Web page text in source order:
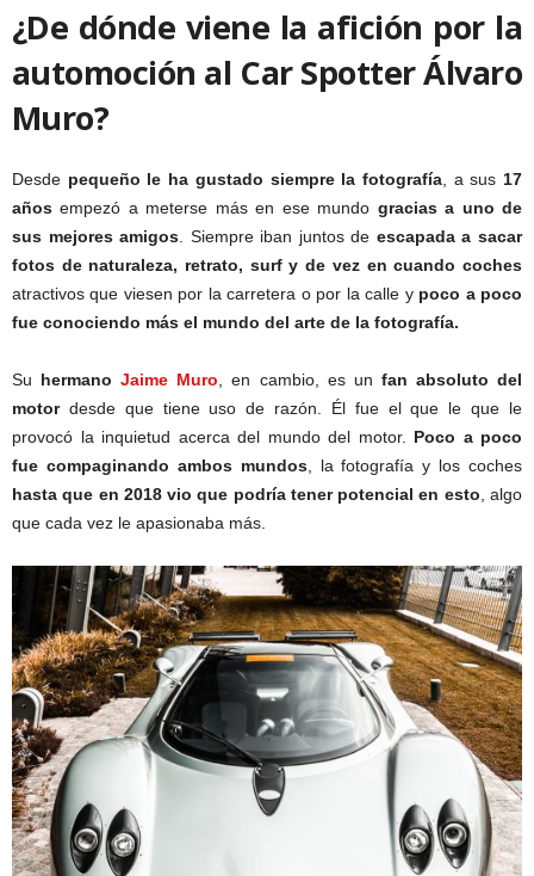
¿De dónde viene la afición por la
automoción al Car Spotter Álvaro
Muro?
Desde pequeño le ha gustado siempre la fotografía, a sus 17
años empezó a meterse más en ese mundo gracias a uno de
sus mejores amigos . Siempre iban juntos de escapada a sacar
fotos de naturaleza, retrato, surf y de vez en cuando coches
atractivos que viesen por la carretera o por la calle y poco a poco
fue conociendo más el mundo del arte de la fotografía.
Su hermanoJaime Muro , en cambio, es un fan absoluto del
motordesde que tiene uso de razón. Él fue el que le que le
provocó la inquietud acerca del mundo del motor. Poco a poco
fue compaginando ambos mundos, la fotografía y los coches
hasta que en 2018 vio que podría tener potencial en esto , algo
que cada vez le apasionaba más.